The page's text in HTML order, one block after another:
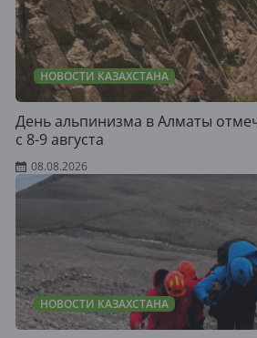
НОВОСТИ КАЗАХСТАНА
День альпинизма в Алматы
с 8-9 августа
08.08.2026
НОВОСТИ КАЗАХСТАНА